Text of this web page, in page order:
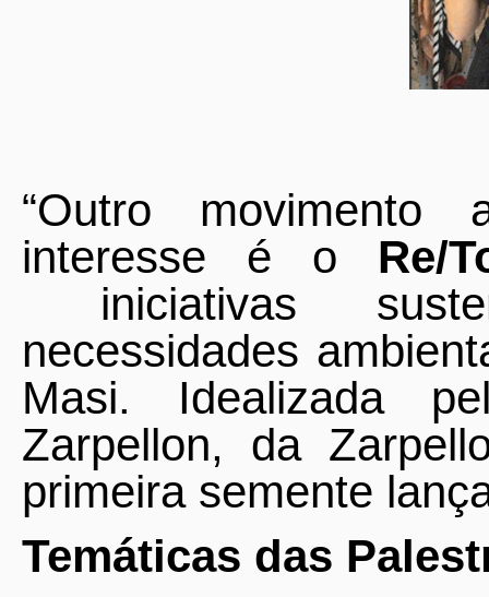
“Outro movimento
interesse é o Re/
iniciativas
necessidades
Masi. Idealizada
Zarpellon, da
primeira semente
Temáticas das